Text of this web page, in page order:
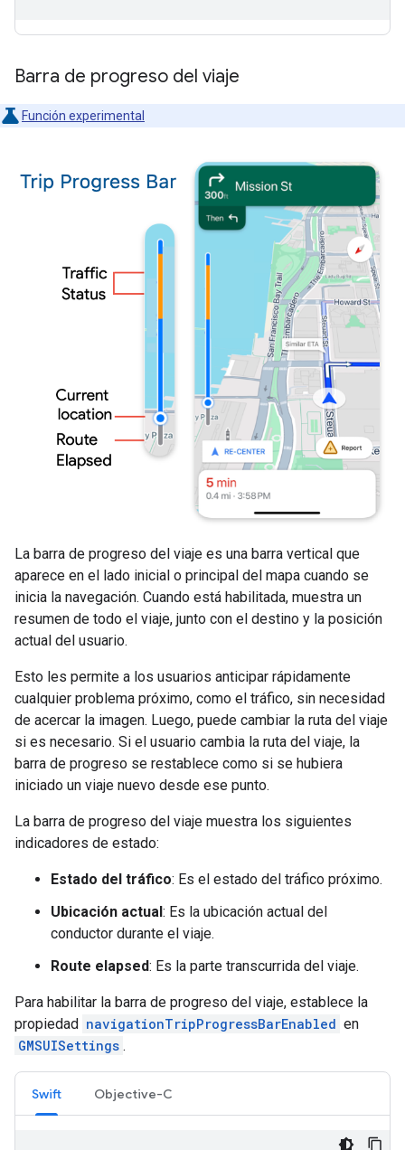
Barra de progreso del viaje
Función experimental
La barra de progreso del viaje es una barra vertical que
aparece en el lado inicial o principal del mapa cuando se
inicia la navegación. Cuando está habilitada, muestra un
resumen de todo el viaje, junto con el destino y la posición
actual del usuario.
Esto les permite a los usuarios anticipar rápidamente
cualquier problema próximo, como el tráfico, sin necesidad
de acercar la imagen. Luego, puede cambiar la ruta del viaje
si es necesario. Si el usuario cambia la ruta del viaje, la
barra de progreso se restablece como si se hubiera
iniciado un viaje nuevo desde ese punto.
La barra de progreso del viaje muestra los siguientes
indicadores de estado:
Estado del tráfico: Es el estado del tráfico próximo.
Ubicación actual: Es la ubicación actual del
conductor durante el viaje.
Route elapsed: Es la parte transcurrida del viaje.
Para habilitar la barra de progreso del viaje, establece la
propiedad navigationTripProgressBarEnabled en
GMSUISettings .
Swift Objective-C